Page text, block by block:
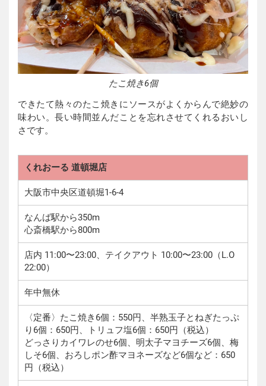
たこ焼き6個
できたて熱々のたこ焼きにソースがよくからんで絶妙の
味わい。長い時間並んだことを忘れさせてくれるおいし
さです。
くれおーる 道頓堀店
大阪市中央区道頓堀1-6-4
なんば駅から350m
心斎橋駅から800m
店内 11:00〜23:00、テイクアウト 10:00〜23:00（L.O
22:00）
年中無休
〈定番〉たこ焼き6個：550円、半熟玉子とねぎたっぷ
り6個：650円、トリュフ塩6個：650円（税込）
どっさりカイワレのせ6個、明太子マヨチーズ6個、梅
しそ6個、おろしポン酢マヨネーズなど6個など：650
円（税込）